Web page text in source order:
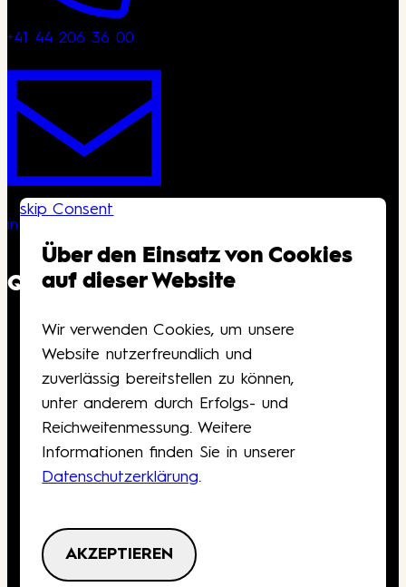
skip Consent
Über den Einsatz von Cookies
auf dieser Website
Wir verwenden Cookies, um unsere
Website nutzerfreundlich und
zuverlässig bereitstellen zu können,
unter anderem durch Erfolgs- und
Reichweitenmessung. Weitere
Informationen finden Sie in unserer
Datenschutzerklärung.
AKZEPTIEREN
+41 44 206 36 00
info@kongresshaus.ch
QUICKLINKS
Impressum
Privacy Policy
AGB